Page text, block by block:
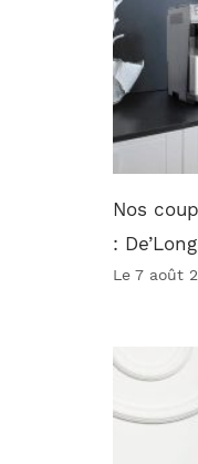
Nos
:
Le 7 août